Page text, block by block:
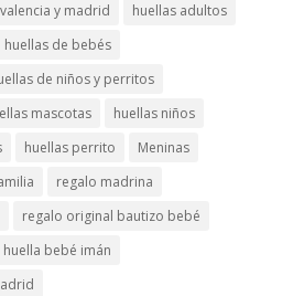
y madrid
huellas adultos
huellas de bebés
de niños y perritos
mascotas
huellas niños
huellas perrito
Meninas
regalo madrina
regalo original bautizo bebé
bebé imán